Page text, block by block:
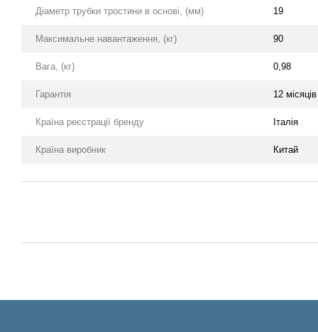
Діаметр трубки тростини в основі, (мм) 19
Максимальне навантаження, (кг) 90
Вага, (кг) 0,98
Гарантія 12 місяців
Країна реєстрації бренду Італія
Країна виробник Китай